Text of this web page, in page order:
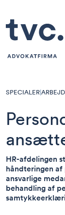
SPECIALER|
HR-afdelingen
håndteringen
ansvarlige
behandling af